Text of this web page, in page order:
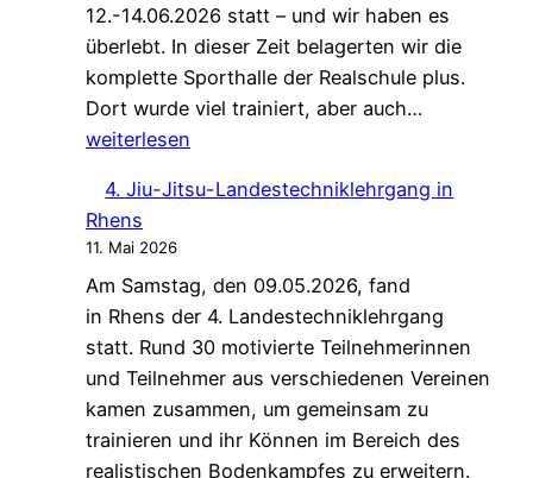
12.-14.06.2026 statt – und wir haben es
überlebt. In dieser Zeit belagerten wir die
komplette Sporthalle der Realschule plus.
Dort wurde viel trainiert, aber auch…
weiterlesen
4. Jiu-Jitsu-Landestechniklehrgang in
Rhens
11. Mai 2026
Am Samstag, den 09.05.2026, fand
in Rhens der 4. Landestechniklehrgang
statt. Rund 30 motivierte Teilnehmerinnen
und Teilnehmer aus verschiedenen Vereinen
kamen zusammen, um gemeinsam zu
trainieren und ihr Können im Bereich des
realistischen Bodenkampfes zu erweitern.